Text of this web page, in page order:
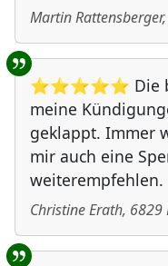
Martin Rattensberger,
⭐⭐⭐⭐⭐ Die
meine
geklappt. Immer
mir auch eine
weiterempfehlen.
Christine Erath, 6829